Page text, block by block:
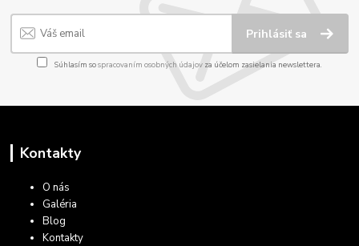
Prihlásiť sa
Súhlasím sospracovaním osobných údajov za účelom zasielania newslettera.
Kontakty
O nás
Galéria
Blog
Kontakty